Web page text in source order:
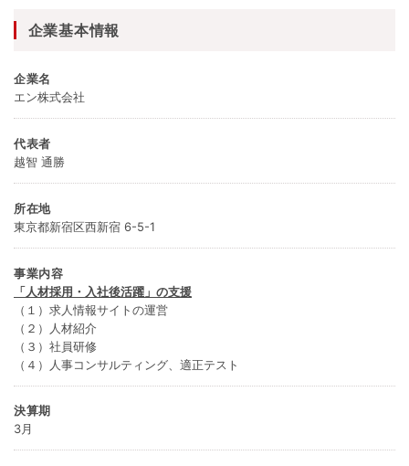
企業基本情報
企業名
エン株式会社
代表者
越智 通勝
所在地
東京都新宿区西新宿 6-5-1
事業内容
「人材採用・入社後活躍」の支援
（１）求人情報サイトの運営
（２）人材紹介
（３）社員研修
（４）人事コンサルティング、適正テスト
決算期
3月